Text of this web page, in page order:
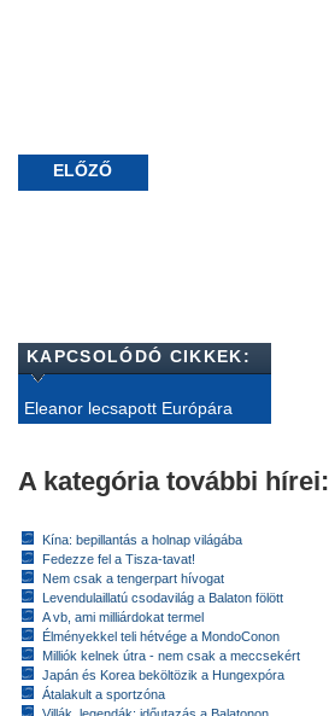
ELŐZŐ
KAPCSOLÓDÓ CIKKEK:
Eleanor lecsapott Európára
A kategória további hírei:
Kína: bepillantás a holnap világába
Fedezze fel a Tisza-tavat!
Nem csak a tengerpart hívogat
Levendulaillatú csodavilág a Balaton fölött
A vb, ami milliárdokat termel
Élményekkel teli hétvége a MondoConon
Milliók kelnek útra - nem csak a meccsekért
Japán és Korea beköltözik a Hungexpóra
Átalakult a sportzóna